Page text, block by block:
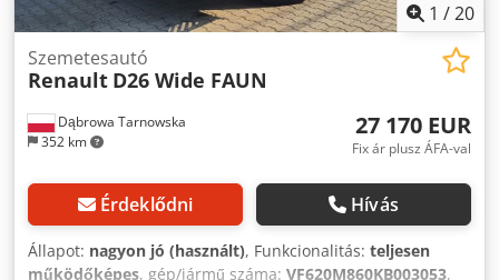
1 /20
Dąbrowa Tarnowska
352 km
Szemetesautó
Renault D26 Wide FAUN
27 170 EUR
Fix ár plusz ÁFA-val
Érdeklődni Hívás
Állapot: nagyon jó (használt), Funkcionalitás: teljesen
működőképes, gép/jármű száma: VF620M860KB003053,